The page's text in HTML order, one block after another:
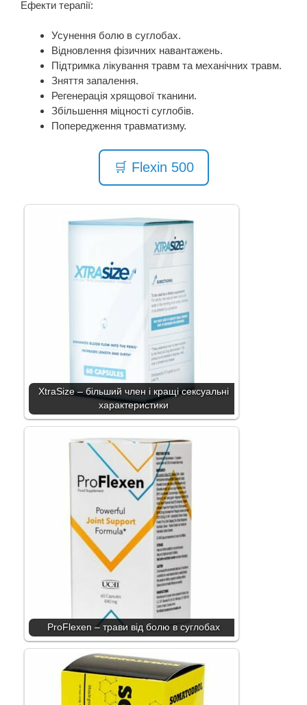
Ефекти терапії:
Усунення болю в суглобах.
Відновлення фізичних навантажень.
Підтримка лікування травм та механічних травм.
Зняття запалення.
Регенерація хрящової тканини.
Збільшення міцності суглобів.
Попередження травматизму.
🛒 Flexin 500
XtraSize – більший член і кращі сексуальні
характеристики
ProFlexen – трави від болю в суглобах